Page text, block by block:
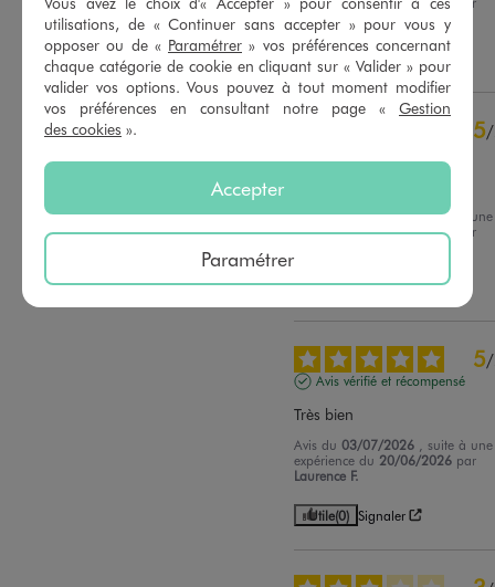
Trier les avis
Véronique G.
Utile Signaler
5/
Avis du07/07/2026 , suite à une
expérience du22/06/2026
par
Utile(0) Signaler
5/
Avis vérifié et récompensé
Très bien
Avis du03/07/2026
, suite à une
expérience du 20/06/2026 par
Laurence F.
Utile(0) Signaler
utilisations, de « Continuer sans accepter » pour vous y
opposer ou de « Paramétrer » vos préférences concernant
chaque catégorie de cookie en cliquant sur « Valider » pour
valider vos options. Vous pouvez à tout moment modifier
vos préférences en consultant notre page « Gestion
des cookies ».
Accepter
Paramétrer